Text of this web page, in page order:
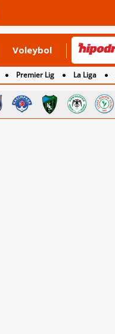
Voleybol
Premier Lig La Liga